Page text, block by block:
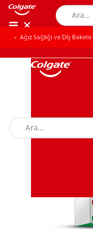
Ağız Sağlığı ve Diş